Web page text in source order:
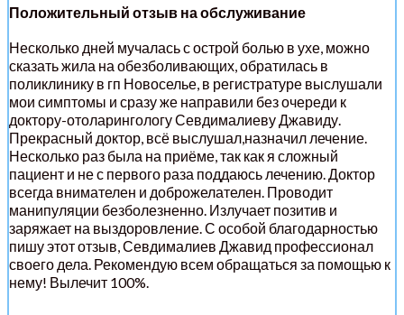
Положительный отзыв на обслуживание
Несколько дней мучалась с острой болью в ухе, можно
сказать жила на обезболивающих, обратилась в
поликлинику в гп Новоселье, в регистратуре выслушали
мои симптомы и сразу же направили без очереди к
доктору-отоларингологу Севдималиеву Джавиду.
Прекрасный доктор, всё выслушал,назначил лечение.
Несколько раз была на приёме, так как я сложный
пациент и не с первого раза поддаюсь лечению. Доктор
всегда внимателен и доброжелателен. Проводит
манипуляции безболезненно. Излучает позитив и
заряжает на выздоровление. С особой благодарностью
пишу этот отзыв, Севдималиев Джавид профессионал
своего дела. Рекомендую всем обращаться за помощью к
нему! Вылечит 100%.